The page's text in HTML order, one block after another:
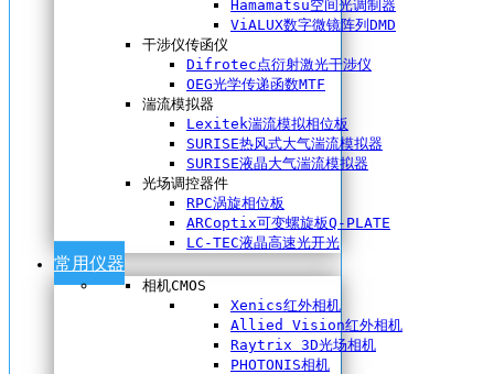
Hamamatsu空间光调制器
ViALUX数字微镜阵列DMD
干涉仪传函仪
Difrotec点衍射激光干涉仪
OEG光学传递函数MTF
湍流模拟器
Lexitek湍流模拟相位板
SURISE热风式大气湍流模拟器
SURISE液晶大气湍流模拟器
光场调控器件
RPC涡旋相位板
ARCoptix可变螺旋板Q-PLATE
LC-TEC液晶高速光开光
常用仪器
相机CMOS
Xenics红外相机
Allied Vision红外相机
Raytrix 3D光场相机
PHOTONIS相机